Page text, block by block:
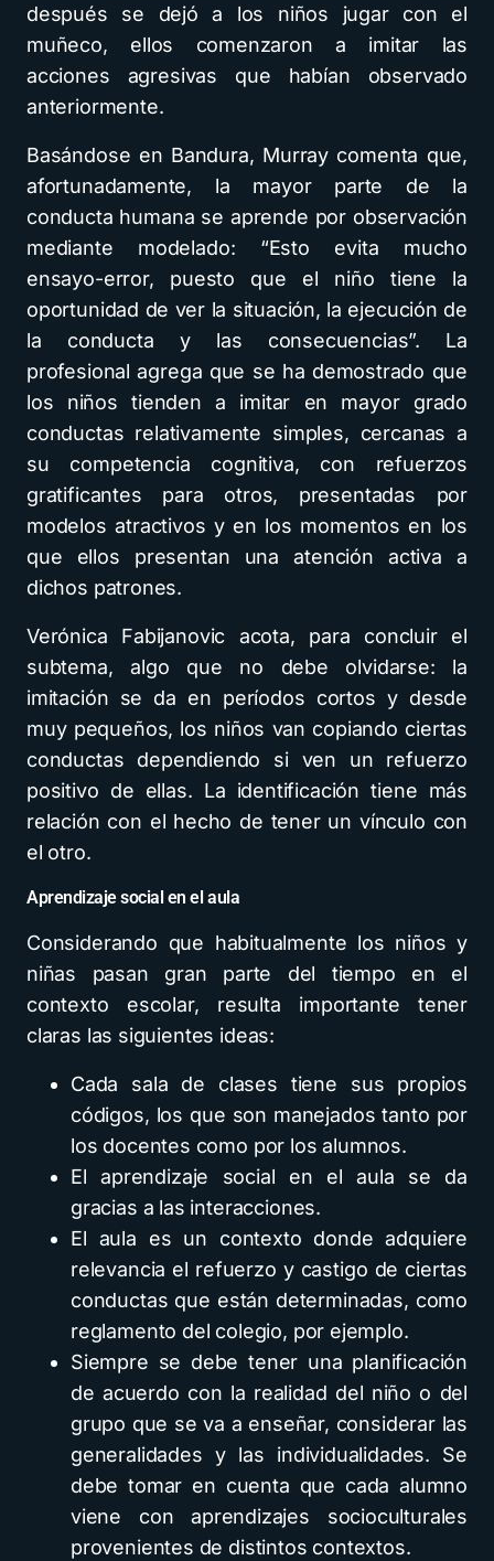
después se dejó a los niños jugar con el
muñeco, ellos comenzaron a imitar las
acciones agresivas que habían observado
anteriormente.
Basándose en Bandura, Murray comenta que,
afortunadamente, la mayor parte de la
conducta humana se aprende por observación
mediante modelado: “Esto evita mucho
ensayo-error, puesto que el niño tiene la
oportunidad de ver la situación, la ejecución de
la conducta y las consecuencias”. La
profesional agrega que se ha demostrado que
los niños tienden a imitar en mayor grado
conductas relativamente simples, cercanas a
su competencia cognitiva, con refuerzos
gratificantes para otros, presentadas por
modelos atractivos y en los momentos en los
que ellos presentan una atención activa a
dichos patrones.
Verónica Fabijanovic acota, para concluir el
subtema, algo que no debe olvidarse: la
imitación se da en períodos cortos y desde
muy pequeños, los niños van copiando ciertas
conductas dependiendo si ven un refuerzo
positivo de ellas. La identificación tiene más
relación con el hecho de tener un vínculo con
el otro.
Aprendizaje social en el aula
Considerando que habitualmente los niños y
niñas pasan gran parte del tiempo en el
contexto escolar, resulta importante tener
claras las siguientes ideas:
Cada sala de clases tiene sus propios
códigos, los que son manejados tanto por
los docentes como por los alumnos.
El aprendizaje social en el aula se da
gracias a las interacciones.
El aula es un contexto donde adquiere
relevancia el refuerzo y castigo de ciertas
conductas que están determinadas, como
reglamento del colegio, por ejemplo.
Siempre se debe tener una planificación
de acuerdo con la realidad del niño o del
grupo que se va a enseñar, considerar las
generalidades y las individualidades. Se
debe tomar en cuenta que cada alumno
viene con aprendizajes socioculturales
provenientes de distintos contextos.